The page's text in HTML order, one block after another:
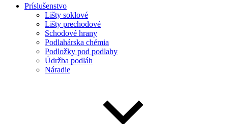
Príslušenstvo
Lišty soklové
Lišty prechodové
Schodové hrany
Podlahárska chémia
Podložky pod podlahy
Údržba podláh
Náradie